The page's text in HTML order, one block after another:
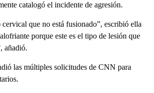
catalogó el incidente de agresión.
que no está fusionado”, escribió ella
porque este es el tipo de lesión que
añadió.
las múltiples solicitudes de CNN para